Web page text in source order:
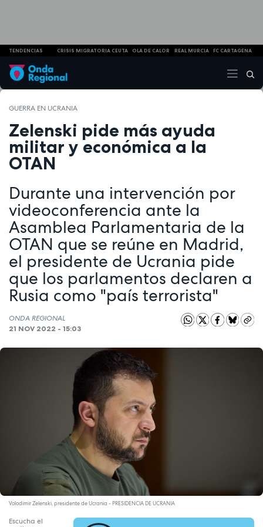
TENDENCIAS CRISIS MIGRATORIA CEUTA OLA DE CALOR REAL MURCIA FC CARTAGENA
GUERRA EN UCRANIA
Zelenski pide más ayuda
militar y económica a la
OTAN
Durante una intervención por
videoconferencia ante la
Asamblea Parlamentaria de la
OTAN que se reúne en Madrid,
el presidente de Ucrania pide
que los parlamentos declaren a
Rusia como "país terrorista"
ONDA REGIONAL
21 NOV 2022 - 15:03
Volodimir Zelenski, presidente de Ucrania - PRESIDENCIA DE UCRANIA
Escucha el